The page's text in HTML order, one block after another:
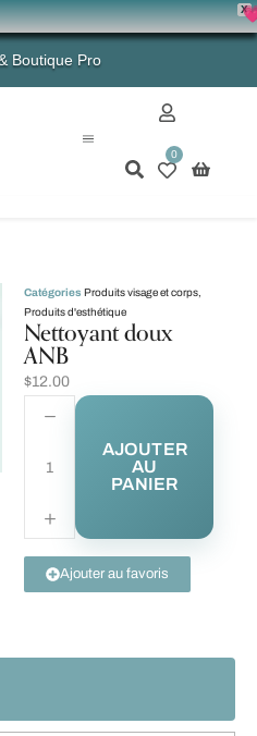
X
💗 -
Boutique Pro
0
Catégories Produits visage et corps
Produits d'esthétique
Nettoyant doux
ANB
$12.00
AJOUTER
AU
PANIER
Ajouter au favoris